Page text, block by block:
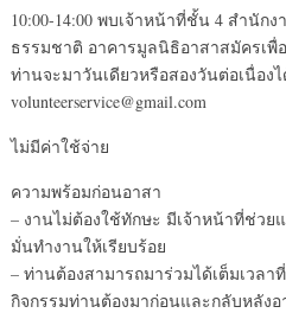
10:00-14:00 พบเจ้าหน้าที่ชั้น 4 สำนั
ธรรมชาติ อาคารมูลนิธิอาสาสมัครเพื่
ท่านจะมาวันเดียวหรือสองวันต่อเนื่อง
volunteerservice@gmail.com
ไม่มีค่าใช้จ่าย
ความพร้อมก่อนอาสา
– งานไม่ต้องใช้ทักษะ มีเจ้าหน้าที่ช่ว
มั่นทำงานให้เรียบร้อย
– ท่านต้องสามารถมาร่วมได้เต็มเวล
กิจกรรมท่านต้องมาก่อนและกลับหลัง